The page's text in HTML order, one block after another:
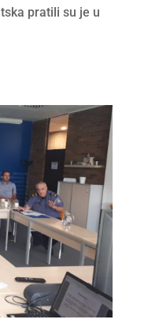
pratili su je u